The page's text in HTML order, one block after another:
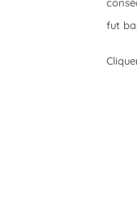
fut